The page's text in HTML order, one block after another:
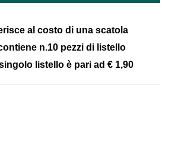
al costo di una scatola
n.10 pezzi di listello
listello è pari ad € 1,90